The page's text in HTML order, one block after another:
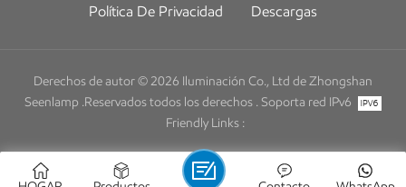
Política De Privacidad
Descargas
Derechos de autor © 2026 Iluminación Co., Ltd de Zhongshan
Seenlamp .Reservados todos los derechos . Soporta red IPv6
Friendly Links :